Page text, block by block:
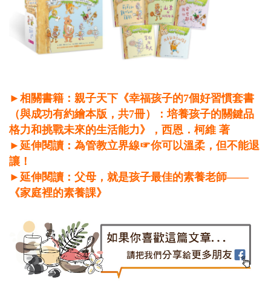
►相關書籍：親子天下《幸福孩子的7個好習慣套書
（與成功有約繪本版，共7冊）：培養孩子的關鍵品
格力和挑戰未來的生活能力》，西恩．柯維 著
►延伸閱讀：為管教立界線☞你可以溫柔，但不能退
讓！
►延伸閱讀：父母，就是孩子最佳的素養老師——
《家庭裡的素養課》